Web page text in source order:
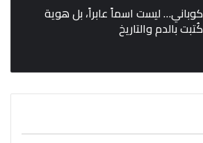
كوباني… ليست اسماً عابراً، بل هوية
كُتبت بالدم والتاريخ